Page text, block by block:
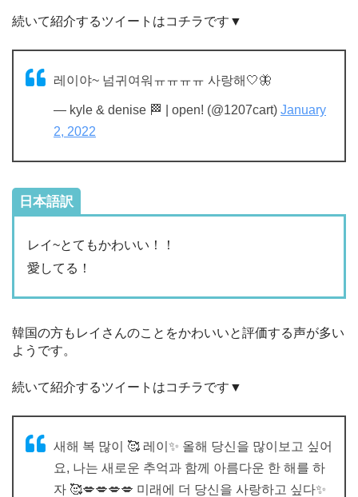
続いて紹介するツイートはコチラです▼
레이야~ 넘귀여워ㅠㅠㅠㅠ 사랑해🤍🦋
— kyle & denise 🏁 | open! (@1207cart) January
2, 2022
日本語訳
レイ~とてもかわいい！！
愛してる！
韓国の方もレイさんのことをかわいいと評価する声が多い
ようです。
続いて紹介するツイートはコチラです▼
새해 복 많이 🥰 레이✨ 올해 당신을 많이보고 싶어
요, 나는 새로운 추억과 함께 아름다운 한 해를 하
자 🥰💋💋💋💋 미래에 더 당신을 사랑하고 싶다✨